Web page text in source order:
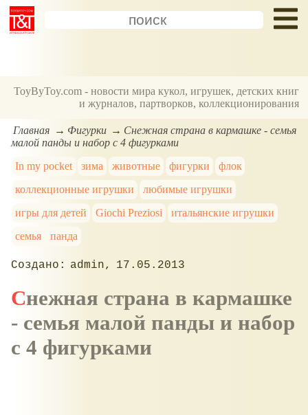
ToyByToy.com - новости мира кукол, игрушек, детских книг
и журналов, партворков, коллекционирования
Главная Фигурки
Снежная страна в кармашке - семья
малой панды и набор с 4 фигурками
In my poсket
зима животные фигурки
флок
коллекционные игрушки
любимые игрушки
игры для детей
Giochi Preziosi
итальянские игрушки
семья
панда
admin 17.05.2013
Снежная страна в кармашке
- семья малой панды и набор
с 4 фигурками